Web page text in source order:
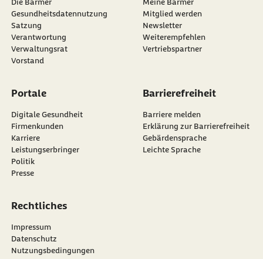
Gesundheitsdatennutzung
Satzung
Verantwortung
Verwaltungsrat
Vorstand
Mitglied werden
Newsletter
externer Link:
Weiterempfehlen
Vertriebspartner
Portale
Digitale Gesundheit
Firmenkunden
Karriere
Leistungserbringer
Politik
Presse
Barrierefreiheit
Barriere melden
Erklärung zur Barrierefreiheit
Gebärdensprache
Leichte Sprache
Rechtliches
Impressum
Datenschutz
Nutzungsbedingungen